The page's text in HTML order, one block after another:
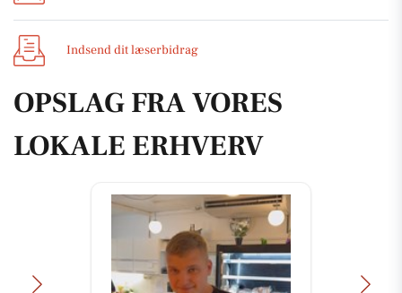
Indsend dit læserbidrag
OPSLAG FRA VORES
LOKALE ERHVERV